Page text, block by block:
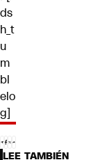
ds
h_t
u
m
bl
elo
g]
LEE TAMBIÉN